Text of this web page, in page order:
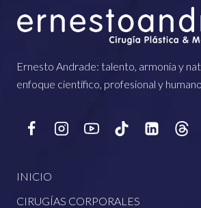
Ernesto Andrade: talento, armonía y
enfoque científico, profesional y
INICIO
CIRUGÍAS CORPORALES